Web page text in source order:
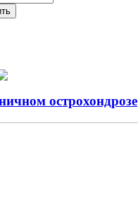
острохондрозе